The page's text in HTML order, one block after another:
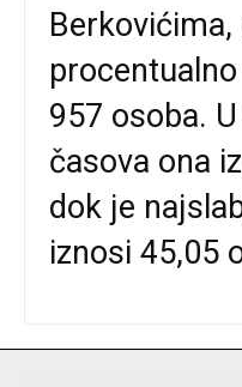
957 osoba.
časova ona
dok je
iznosi 45,05